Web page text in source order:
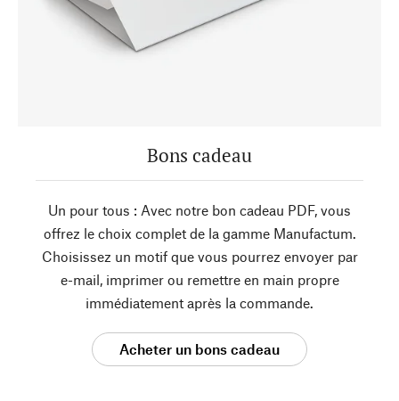
Bons cadeau
Un pour tous : Avec notre bon cadeau PDF, vous
offrez le choix complet de la gamme Manufactum.
Choisissez un motif que vous pourrez envoyer par
e-mail, imprimer ou remettre en main propre
immédiatement après la commande.
Acheter un bons cadeau